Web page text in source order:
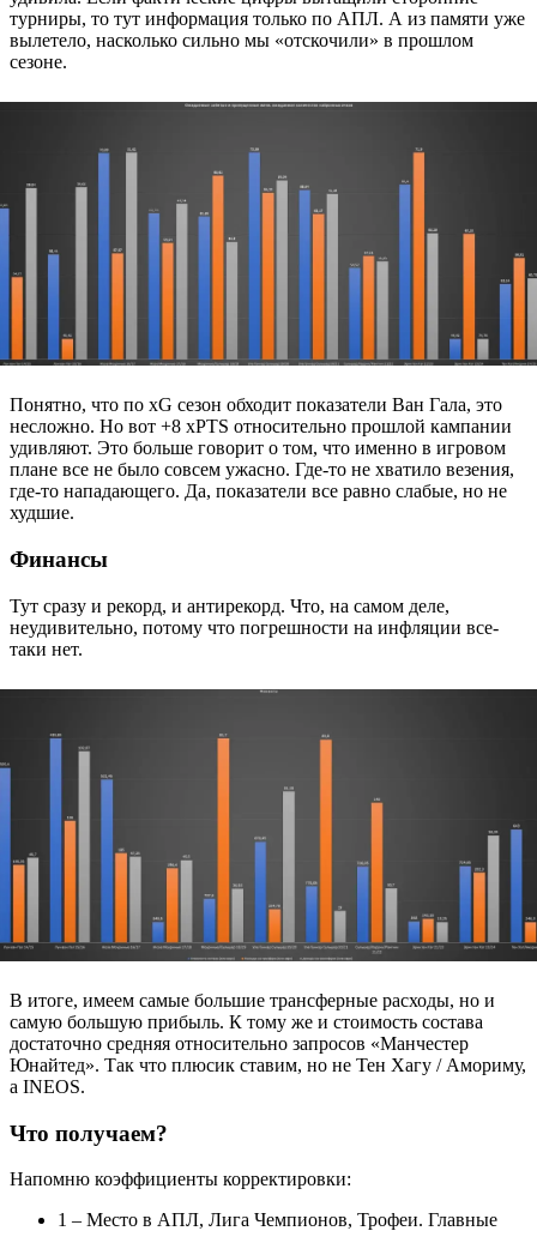
турниры, то тут информация только по АПЛ. А из памяти уже
вылетело, насколько сильно мы «отскочили» в прошлом
сезоне.
Понятно, что по xG сезон обходит показатели Ван Гала, это
несложно. Но вот +8 xPTS относительно прошлой кампании
удивляют. Это больше говорит о том, что именно в игровом
плане все не было совсем ужасно. Где-то не хватило везения,
где-то нападающего. Да, показатели все равно слабые, но не
худшие.
Финансы
Тут сразу и рекорд, и антирекорд. Что, на самом деле,
неудивительно, потому что погрешности на инфляции все-
таки нет.
В итоге, имеем самые большие трансферные расходы, но и
самую большую прибыль. К тому же и стоимость состава
достаточно средняя относительно запросов «Манчестер
Юнайтед». Так что плюсик ставим, но не Тен Хагу / Амориму,
а INEOS.
Что получаем?
Напомню коэффициенты корректировки:
1 – Место в АПЛ, Лига Чемпионов, Трофеи. Главные